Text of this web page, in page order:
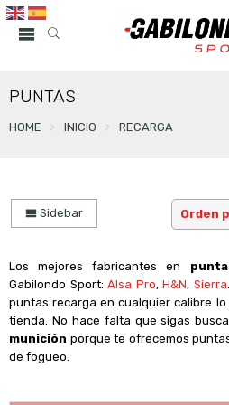
PUNTAS
HOME INICIO RECARGA
Sidebar
Los mejores fabricantes en
Gabilondo Sport:Alsa Pro,H&N, Sierra
puntas recarga en cualquier calibre
tienda. No hace falta que sigas
munición porque te ofrecemos
de fogueo.